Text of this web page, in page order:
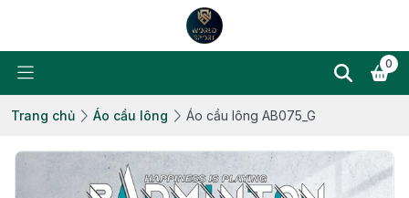
0
Trang chủ Áo cầu lông Áo cầu lông AB075_G